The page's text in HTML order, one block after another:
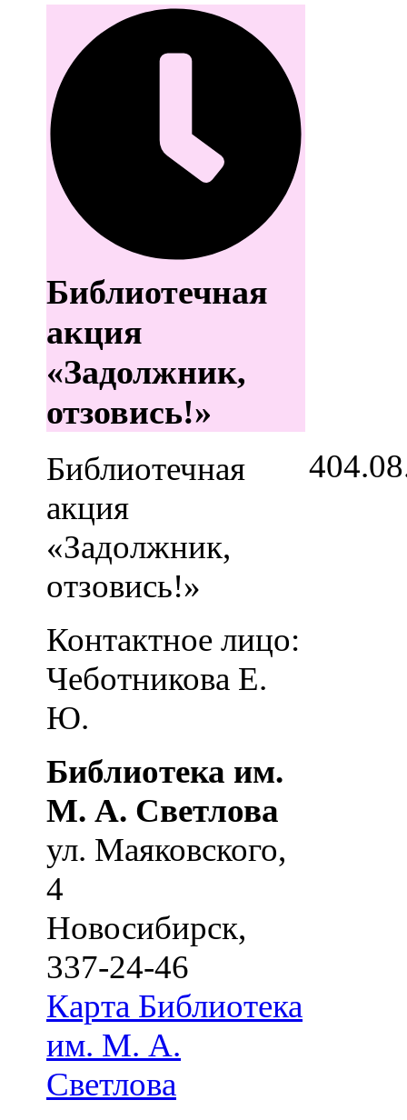
Библиотечная
акция
«Задолжник,
отзовись!»
Библиотечная
акция
«Задолжник,
отзовись!»
Контактное лицо:
Чеботникова Е.
Ю.
Библиотека им.
М. А. Светлова
ул. Маяковского,
4
Новосибирск,
337-24-46
Карта Библиотека
им. М. А.
Светлова
4